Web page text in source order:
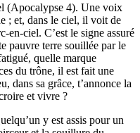
(Apocalypse 4). Une voix
; et, dans le ciel, il voit de
en-ciel. C’est le signe assuré
pauvre terre souillée par le
quelle marque
du trône, il est fait une
dans sa grâce, t’annonce la
et vivre ?
y est assis pour un